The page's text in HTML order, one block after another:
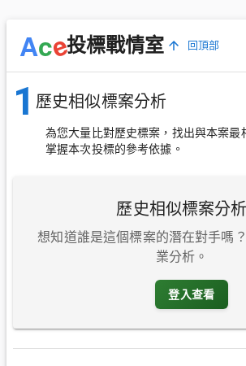
Ace投標戰情室 回頂部
1 歷史相似標案分析
為您大量比對歷史標案，找出與本案最
掌握本次投標的參考依據。
歷史相似標案分析
想知道誰是這個標案的潛在對手嗎
業分析。
登入查看